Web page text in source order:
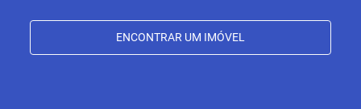
ENCONTRAR UM IMÓVEL